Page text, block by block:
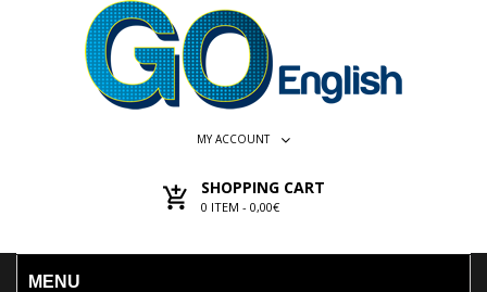
MY ACCOUNT
SHOPPING CART
0 ITEM - 0,00€
MENU